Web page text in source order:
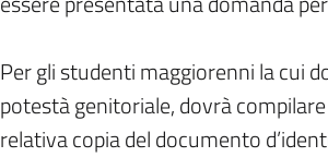
Per gli studenti maggiorenni la cui
potestà genitoriale, dovrà
relativa copia del documento